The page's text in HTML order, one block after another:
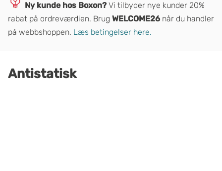
Ny kunde hos Boxon? Vi tilbyder nye kunder 20%
rabat på ordreværdien. Brug WELCOME26 når du handler
på webbshoppen. Læs betingelser here.
Antistatisk